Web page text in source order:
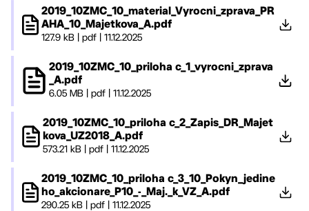
2019_10ZMC_10_material_Vyrocni_zprava_PR
AHA_10_Majetkova_A.pdf
127.9 kB pdf 11.12.2025
2019_10ZMC_10_priloha c_1_vyrocni_zprava
_A.pdf
6.05 MB| pdf| 11.12.2025
2019_10ZMC_10_priloha c_2_Zapis_DR_Majet
kova_UZ2018_A.pdf
573.21 kB |pdf |11.12.2025
2019_10ZMC_10_priloha c_3_10_Pokyn_jedine
ho_akcionare_P10_-_Maj._k_VZ_A.pdf
290.25 kB pdf 11.12.2025